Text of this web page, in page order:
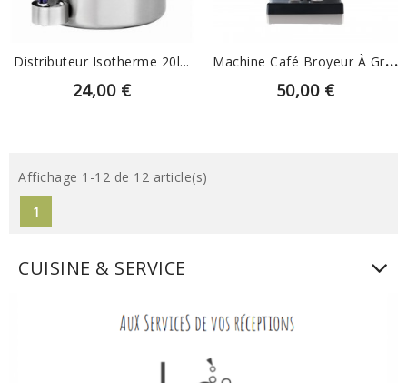
Distributeur Isotherme 20l...
24,00 €
M
Achine Café Broyeur À Grain
50,00 €
Affichage 1-12 de 12 article(s)
1
CUISINE & SERVICE